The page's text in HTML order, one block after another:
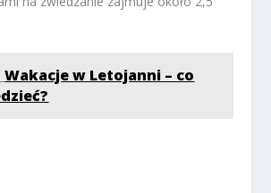
Wakacje w Letojanni – co